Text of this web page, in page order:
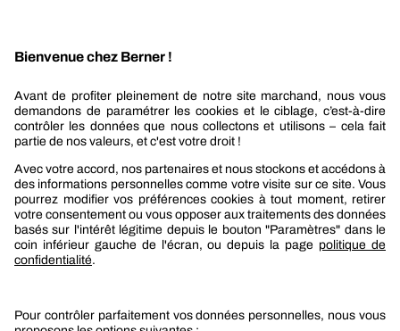
Berner
Boutique Berner
Boutique Berner Industry Services
Le groupe Berner